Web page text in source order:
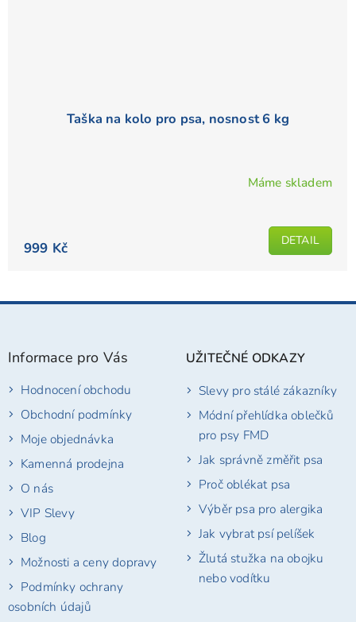
Taška na kolo pro psa, nosnost 6 kg
Máme skladem
999 Kč DETAIL
Z
Informace pro Vás
Hodnocení obchodu
Obchodní podmínky
Moje objednávka
Kamenná prodejna
O nás
VIP Slevy
Blog
Možnosti a ceny dopravy
Podmínky ochrany
osobních údajů
UŽITEČNÉ ODKAZY
Slevy pro stálé zákazníky
Módní přehlídka oblečků
pro psy FMD
Jak správně změřit psa
Proč oblékat psa
Výběr psa pro alergika
Jak vybrat psí pelíšek
Žlutá stužka na obojku
nebo vodítku